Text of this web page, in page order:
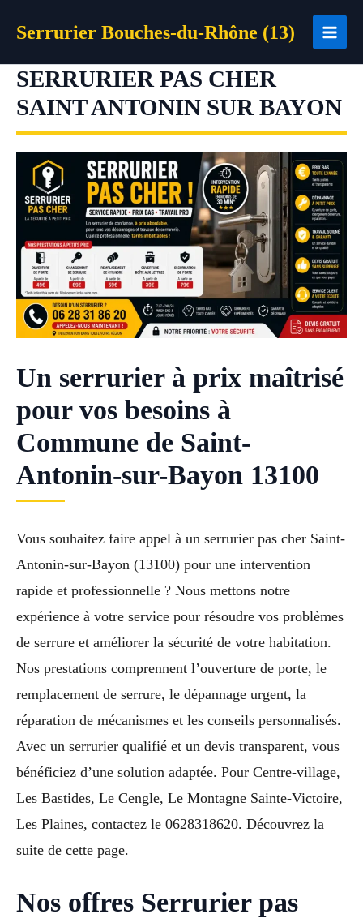
Serrurier Bouches-du-Rhône (13)
SERRURIER PAS CHER
SAINT ANTONIN SUR BAYON
Un serrurier à prix maîtrisé
pour vos besoins à
Commune de Saint-
Antonin-sur-Bayon 13100
Vous souhaitez faire appel à un serrurier pas cher Saint-
Antonin-sur-Bayon (13100) pour une intervention
rapide et professionnelle ? Nous mettons notre
expérience à votre service pour résoudre vos problèmes
de serrure et améliorer la sécurité de votre habitation.
Nos prestations comprennent l’ouverture de porte, le
remplacement de serrure, le dépannage urgent, la
réparation de mécanismes et les conseils personnalisés.
Avec un serrurier qualifié et un devis transparent, vous
bénéficiez d’une solution adaptée. Pour Centre-village,
Les Bastides, Le Cengle, Le Montagne Sainte-Victoire,
Les Plaines, contactez le 0628318620. Découvrez la
suite de cette page.
Nos offres Serrurier pas